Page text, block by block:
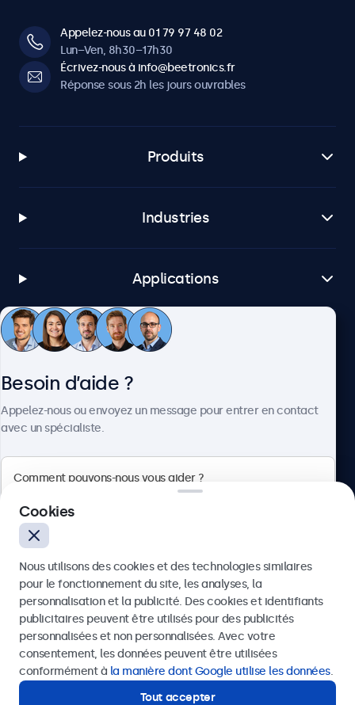
Appelez-nous au 01 79 97 48 02
Lun–Ven, 8h30–17h30
Écrivez-nous à info@beetronics.fr
Réponse sous 2h les jours ouvrables
Produits
Industries
Applications
Service client
4.8/5 noté par 5000+ entreprises
Français
Besoin d’aide ?
Appelez-nous ou envoyez un message pour entrer en contact
avec un spécialiste.
Envoyer
Ou appelez-nous au01 79 97 48 02
Cookies
Nous utilisons des cookies et des technologies similaires
pour le fonctionnement du site, les analyses, la
personnalisation et la publicité. Des cookies et identifiants
publicitaires peuvent être utilisés pour des publicités
personnalisées et non personnalisées. Avec votre
consentement, les données peuvent être utilisées
conformément à la manière dont Google utilise les données.
Tout accepter